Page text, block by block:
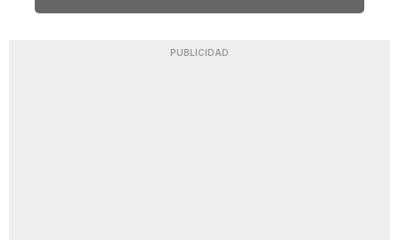
PUBLICIDAD